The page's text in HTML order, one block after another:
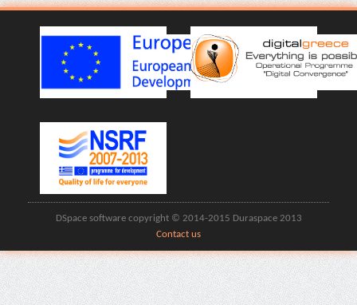
DSpace software copyright © 2014-2015 Duraspace 2013
Contact us